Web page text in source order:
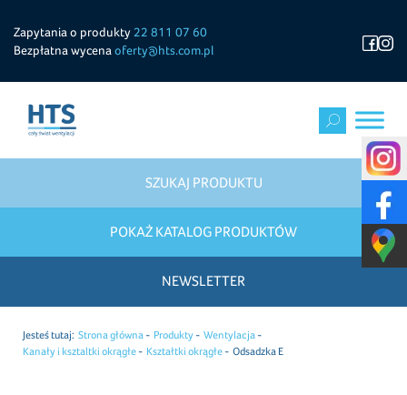
Zapytania o produkty 22 811 07 60
Bezpłatna wycena oferty@hts.com.pl
SZUKAJ PRODUKTU
POKAŻ KATALOG PRODUKTÓW
NEWSLETTER
Jesteś tutaj: Strona główna Produkty
Wentylacja
Kanały i ksztaltki okrągłe
Kształtki okrągłe Odsadzka E